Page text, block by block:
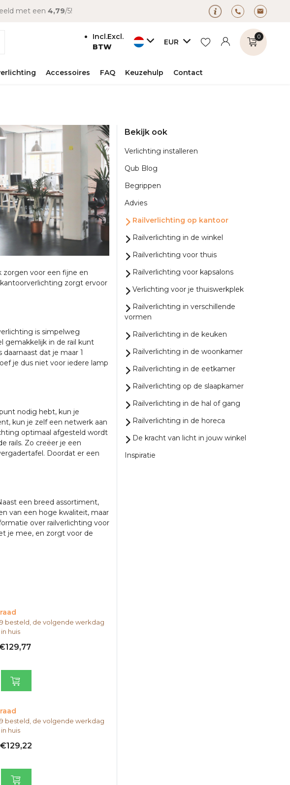
met een 4,79/5!
Incl.Excl.
BTW
EUR
aanmaken
0
Accessoires FAQ Keuzehulp Contact
zorgen voor een fijne en
zorgt ervoor
is simpelweg
gemakkelijk in de rail kunt
dat je maar 1
je dus niet voor iedere lamp
nodig hebt, kun je
kun je zelf een netwerk aan
optimaal afgesteld wordt
rails. Zo creëer je een
Doordat er een
een breed assortiment,
van een hoge kwaliteit, maar
over railverlichting voor
je mee, en zorgt voor de
besteld, de volgende werkdag
huis
besteld, de volgende werkdag
huis
€129,22
Bekijk ook
Verlichting installeren
Qub Blog
Begrippen
Advies
Railverlichting op kantoor
Railverlichting in de winkel
Railverlichting voor thuis
Railverlichting voor kapsalons
Verlichting voor je thuiswerkplek
Railverlichting in verschillende
vormen
Railverlichting in de keuken
Railverlichting in de woonkamer
Railverlichting in de eetkamer
Railverlichting op de slaapkamer
Railverlichting in de hal of gang
Railverlichting in de horeca
De kracht van licht in jouw winkel
Inspiratie